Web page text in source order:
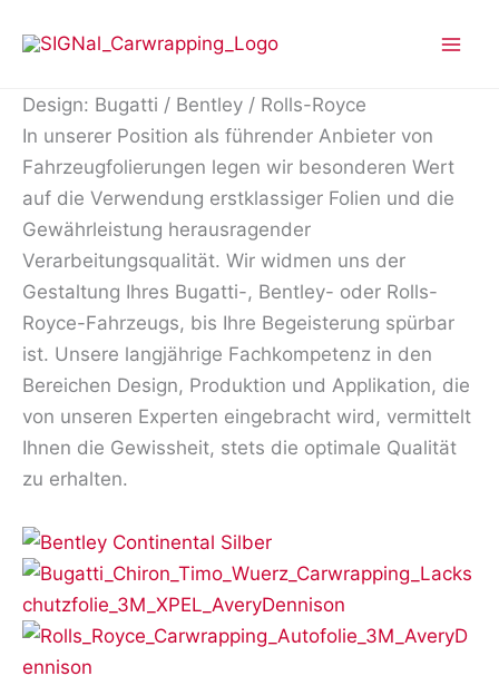
Inhalt
Design: Bugatti / Bentley / Rolls-Royce
In unserer Position als führender Anbieter von
Fahrzeugfolierungen legen wir besonderen Wert
auf die Verwendung erstklassiger Folien und die
Gewährleistung herausragender
Verarbeitungsqualität. Wir widmen uns der
Gestaltung Ihres Bugatti-, Bentley- oder Rolls-
Royce-Fahrzeugs, bis Ihre Begeisterung spürbar
ist. Unsere langjährige Fachkompetenz in den
Bereichen Design, Produktion und Applikation, die
von unseren Experten eingebracht wird, vermittelt
Ihnen die Gewissheit, stets die optimale Qualität
zu erhalten.